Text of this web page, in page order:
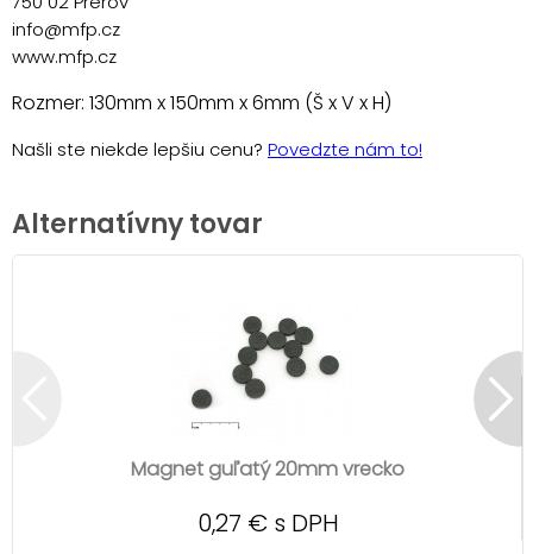
info@mfp.cz
www.mfp.cz
Rozmer: 130mm x 150mm x 6mm (Š x V x H)
Našli ste niekde lepšiu cenu? Povedzte nám to!
Alternatívny tovar
Magnet guľatý 20mm vrecko
0,27 € s DPH